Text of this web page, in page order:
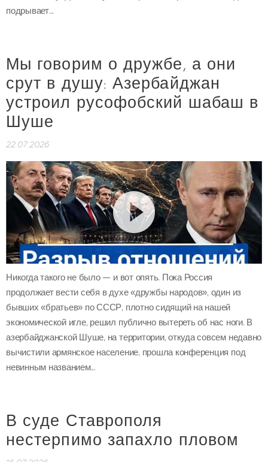
подрывает...
Мы говорим о дружбе, а они
срут в душу: Азербайджан
устроил русофобский шабаш в
Шуше
22.07.2026
Никогда такого не было — и вот опять. Пока Россия
продолжает вести себя в духе «дружбы народов», один из
бывших «братьев» по СССР, плотно сидящий на нашей
экономической игле, решил публично вытереть об нас ноги. В
азербайджанской Шуше, на территории, откуда совсем недавно
вычистили армянское население, прошла конференция под
невинным названием...
В суде Ставрополя
нестерпимо запахло пловом